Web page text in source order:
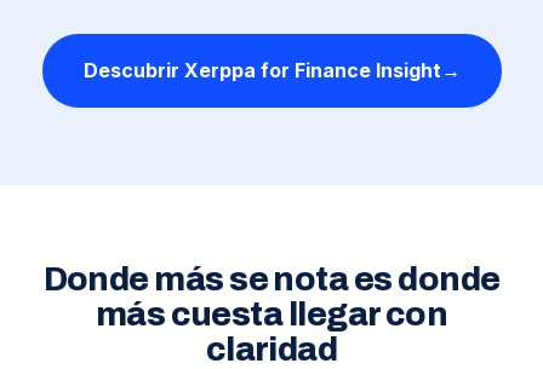
Descubrir Xerppa for Finance Insight
Donde más se nota es donde
más cuesta llegar con
claridad